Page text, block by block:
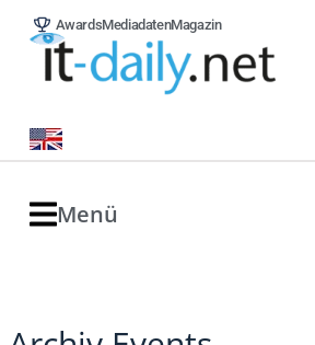
AwardsMediadatenMagazin
Menü